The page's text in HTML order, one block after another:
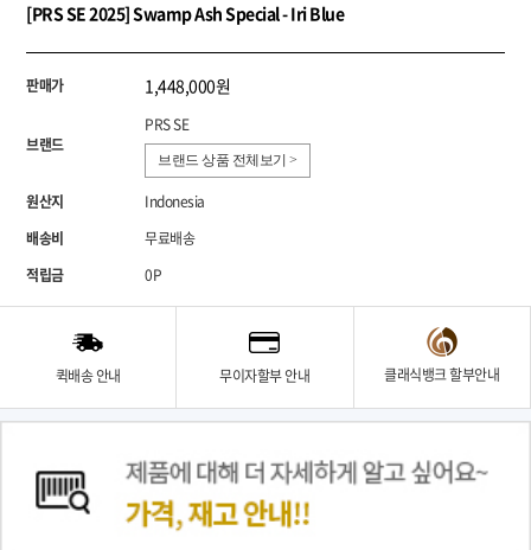
[PRS SE 2025] Swamp Ash Special - Iri Blue
판매가 1,448,000원
브랜드
PRS SE
브랜드 상품 전체보기 >
원산지
Indonesia
배송비
무료배송
적립금
0P
퀵배송 안내 무이자할부 안내 클래식뱅크 할부안내